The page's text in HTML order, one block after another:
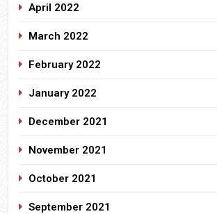
April 2022
March 2022
February 2022
January 2022
December 2021
November 2021
October 2021
September 2021